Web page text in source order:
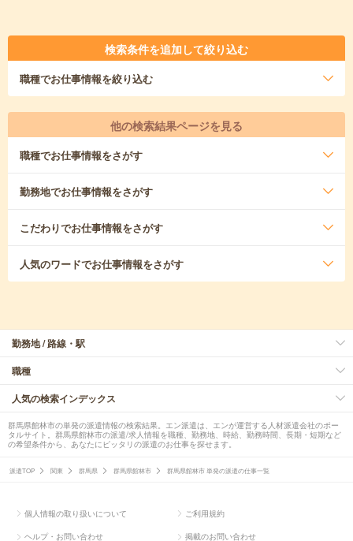
検索条件を追加して絞り込む
職種でお仕事情報を絞り込む
他の検索結果ページを見る
職種でお仕事情報をさがす
勤務地でお仕事情報をさがす
こだわりでお仕事情報をさがす
人気のワードでお仕事情報をさがす
勤務地 / 路線・駅
職種
人気の検索インデックス
群馬県館林市の単発の派遣情報の検索結果。エン派遣は、エンが運営する人材派遣会社のポー
タルサイト。群馬県館林市の派遣/求人情報を職種、勤務地、時給、勤務時間、長期・短期など
の希望条件から、あなたにピッタリの派遣のお仕事を探せます。
派遣TOP 関東 群馬県 群馬県館林市 群馬県館林市 単発の派遣の仕事一覧
個人情報の取り扱いについて ご利用規約
ヘルプ・お問い合わせ 掲載のお問い合わせ